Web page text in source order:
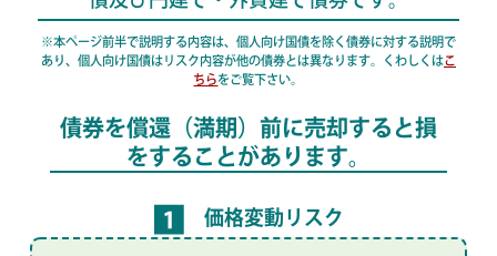
※本ページ前半で説明する内容は、個人向け国債を除く債券に対する説明で
あり、個人向け国債はリスク内容が他の債券とは異なります。
くわしくはこ
ちらをご覧下さい。
債券を償還（満期）前に売却すると損
をすることがあります。
価格変動リスク